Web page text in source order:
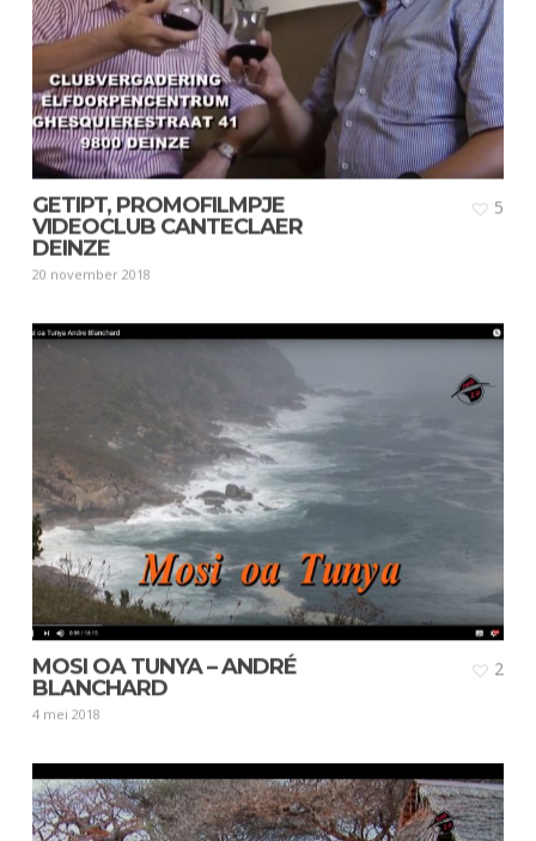
GETIPT, PROMOFILMPJE
VIDEOCLUB CANTECLAER
DEINZE
20 november 2018
5
MOSI OA TUNYA – ANDRÉ
BLANCHARD
4 mei 2018
2